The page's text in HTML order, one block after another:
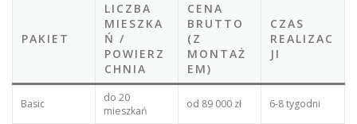
PAKIET
LICZBA
MIESZKA
Ń /
POWIERZ
CHNIA
CENA
BRUTTO
(Z
MONTAŻ
EM)
CZAS
REALIZAC
JI
Basic
do 20
mieszkań
od 89 000 zł 6-8 tygodni